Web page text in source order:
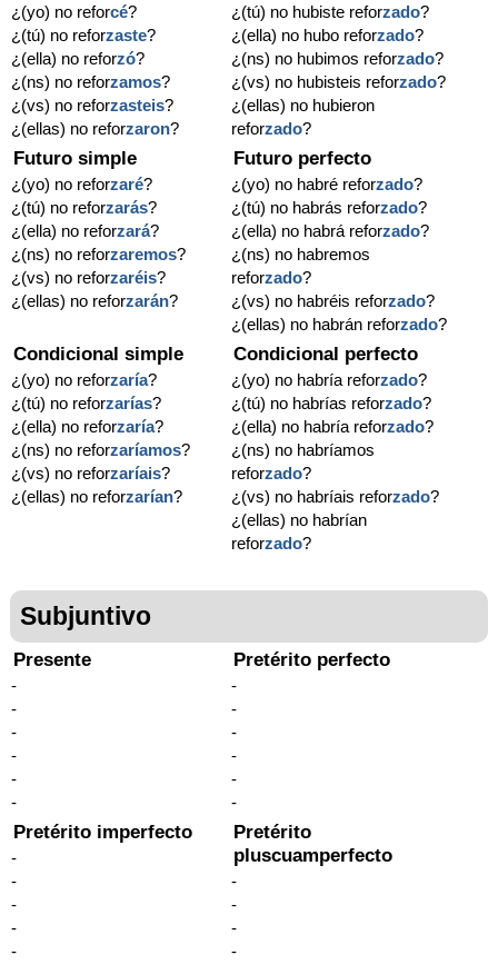
¿(yo) no reforcé?
¿(tú) no reforzaste?
¿(ella) no reforzó?
¿(ns) no reforzamos?
¿(vs) no reforzasteis?
¿(ellas) no reforzaron?
¿(tú) no hubiste reforzado?
¿(ella) no hubo reforzado?
¿(ns) no hubimos reforzado?
¿(vs) no hubisteis reforzado?
¿(ellas) no hubieron
reforzado?
Futuro simple
¿(yo) no reforzaré?
¿(tú) no reforzarás?
¿(ella) no reforzará?
¿(ns) no reforzaremos?
¿(vs) no reforzaréis?
¿(ellas) no reforzarán?
Futuro perfecto
¿(yo) no habré reforzado?
¿(tú) no habrás reforzado?
¿(ella) no habrá reforzado?
¿(ns) no habremos
reforzado?
¿(vs) no habréis reforzado?
¿(ellas) no habrán reforzado?
Condicional simple
¿(yo) no reforzaría?
¿(tú) no reforzarías?
¿(ella) no reforzaría?
¿(ns) no reforzaríamos?
¿(vs) no reforzaríais?
¿(ellas) no reforzarían?
Condicional perfecto
¿(yo) no habría reforzado?
¿(tú) no habrías reforzado?
¿(ella) no habría reforzado?
¿(ns) no habríamos
reforzado?
¿(vs) no habríais reforzado?
¿(ellas) no habrían
reforzado?
Subjuntivo
Presente
-
-
-
-
-
-
Pretérito perfecto
-
-
-
-
-
-
Pretérito imperfecto
-
-
-
-
-
Pretérito
pluscuamperfecto
-
-
-
-